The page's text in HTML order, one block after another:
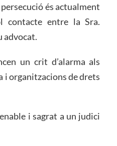
és actualment
contacte entre la Sra.
advocat.
un crit d’alarma als
i organitzacions de drets
i sagrat a un judici